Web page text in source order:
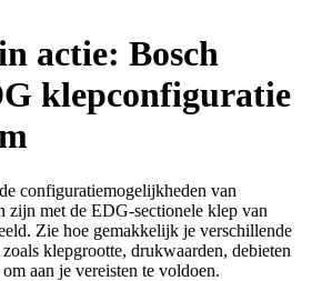
actie: Bosch
klepconfiguratie
configuratiemogelijkheden van
zijn met de EDG-sectionele klep van
Zie hoe gemakkelijk je verschillende
klepgrootte, drukwaarden, debieten
aan je vereisten te voldoen.